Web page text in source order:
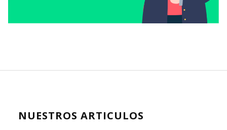
NUESTROS ARTICULOS